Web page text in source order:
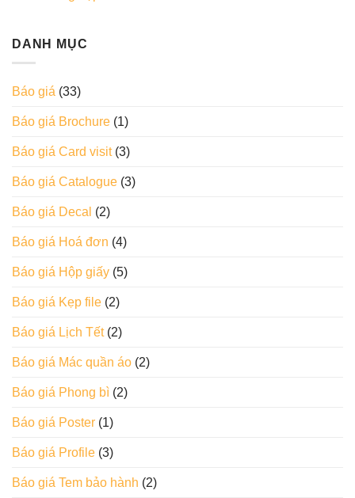
DANH MỤC
Báo giá (33)
Báo giá Brochure (1)
Báo giá Card visit(3)
Báo giá Catalogue (3)
Báo giá Decal (2)
Báo giá Hoá đơn (4)
Báo giá Hộp giấy (5)
Báo giá Kẹp file (2)
Báo giá Lịch Tết(2)
Báo giá Mác quần áo (2)
Báo giá Phong bì (2)
Báo giá Poster (1)
Báo giá Profile (3)
Báo giá Tem bảo hành (2)